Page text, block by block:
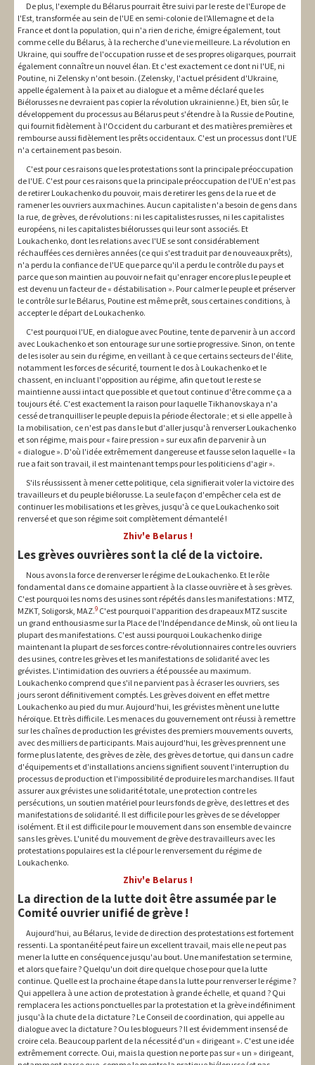
De plus, l'exemple du Bélarus pourrait être suivi par le reste de l'Europe de
l'Est, transformée au sein de l'UE en semi-colonie de l'Allemagne et de la
France et dont la population, qui n'a rien de riche, émigre également, tout
comme celle du Bélarus, à la recherche d'une vie meilleure. La révolution en
Ukraine, qui souffre de l'occupation russe et de ses propres oligarques, pourrait
également connaître un nouvel élan. Et c'est exactement ce dont ni l'UE, ni
Poutine, ni Zelensky n'ont besoin. (Zelensky, l'actuel président d'Ukraine,
appelle également à la paix et au dialogue et a même déclaré que les
Biélorusses ne devraient pas copier la révolution ukrainienne.) Et, bien sûr, le
développement du processus au Bélarus peut s'étendre à la Russie de Poutine,
qui fournit fidèlement à l'Occident du carburant et des matières premières et
rembourse aussi fidèlement les prêts occidentaux. C'est un processus dont l'UE
n'a certainement pas besoin.
C'est pour ces raisons que les protestations sont la principale préoccupation
de l'UE. C'est pour ces raisons que la principale préoccupation de l'UE n'est pas
de retirer Loukachenko du pouvoir, mais de retirer les gens de la rue et de
ramener les ouvriers aux machines. Aucun capitaliste n'a besoin de gens dans
la rue, de grèves, de révolutions : ni les capitalistes russes, ni les capitalistes
européens, ni les capitalistes biélorusses qui leur sont associés. Et
Loukachenko, dont les relations avec l'UE se sont considérablement
réchauffées ces dernières années (ce qui s'est traduit par de nouveaux prêts),
n'a perdu la confiance de l'UE que parce qu'il a perdu le contrôle du pays et
parce que son maintien au pouvoir ne fait qu'enrager encore plus le peuple et
est devenu un facteur de « déstabilisation ». Pour calmer le peuple et préserver
le contrôle sur le Bélarus, Poutine est même prêt, sous certaines conditions, à
accepter le départ de Loukachenko.
C'est pourquoi l'UE, en dialogue avec Poutine, tente de parvenir à un accord
avec Loukachenko et son entourage sur une sortie progressive. Sinon, on tente
de les isoler au sein du régime, en veillant à ce que certains secteurs de l'élite,
notamment les forces de sécurité, tournent le dos à Loukachenko et le
chassent, en incluant l'opposition au régime, afin que tout le reste se
maintienne aussi intact que possible et que tout continue d'être comme ça a
toujours été. C'est exactement la raison pour laquelle Tikhanovskaya n'a
cessé de tranquilliser le peuple depuis la période électorale ; et si elle appelle à
la mobilisation, ce n'est pas dans le but d'aller jusqu'à renverser Loukachenko
et son régime, mais pour « faire pression » sur eux afin de parvenir à un
« dialogue ». D'où l'idée extrêmement dangereuse et fausse selon laquelle « la
rue a fait son travail, il est maintenant temps pour les politiciens d'agir ».
S'ils réussissent à mener cette politique, cela signifierait voler la victoire des
travailleurs et du peuple biélorusse. La seule façon d'empêcher cela est de
continuer les mobilisations et les grèves, jusqu'à ce que Loukachenko soit
renversé et que son régime soit complètement démantelé !
Zhiv'e Belarus !
Les grèves ouvrières sont la clé de la victoire.
Nous avons la force de renverser le régime de Loukachenko. Et le rôle
fondamental dans ce domaine appartient à la classe ouvrière et à ses grèves.
C'est pourquoi les noms des usines sont répétés dans les manifestations : MTZ,
MZKT, Soligorsk, MAZ.9 C'est pourquoi l'apparition des drapeaux MTZ suscite
un grand enthousiasme sur la Place de l'Indépendance de Minsk, où ont lieu la
plupart des manifestations. C'est aussi pourquoi Loukachenko dirige
maintenant la plupart de ses forces contre-révolutionnaires contre les ouvriers
des usines, contre les grèves et les manifestations de solidarité avec les
grévistes. L'intimidation des ouvriers a été poussée au maximum.
Loukachenko comprend que s'il ne parvient pas à écraser les ouvriers, ses
jours seront définitivement comptés. Les grèves doivent en effet mettre
Loukachenko au pied du mur. Aujourd'hui, les grévistes mènent une lutte
héroïque. Et très difficile. Les menaces du gouvernement ont réussi à remettre
sur les chaînes de production les grévistes des premiers mouvements ouverts,
avec des milliers de participants. Mais aujourd'hui, les grèves prennent une
forme plus latente, des grèves de zèle, des grèves de tortue, qui dans un cadre
d'équipements et d'installations anciens signifient souvent l'interruption du
processus de production et l'impossibilité de produire les marchandises. Il faut
assurer aux grévistes une solidarité totale, une protection contre les
persécutions, un soutien matériel pour leurs fonds de grève, des lettres et des
manifestations de solidarité. Il est difficile pour les grèves de se développer
isolément. Et il est difficile pour le mouvement dans son ensemble de vaincre
sans les grèves. L'unité du mouvement de grève des travailleurs avec les
protestations populaires est la clé pour le renversement du régime de
Loukachenko.
Zhiv'e Belarus !
La direction de la lutte doit être assumée par le
Comité ouvrier unifié de grève !
Aujourd'hui, au Bélarus, le vide de direction des protestations est fortement
ressenti. La spontanéité peut faire un excellent travail, mais elle ne peut pas
mener la lutte en conséquence jusqu'au bout. Une manifestation se termine,
et alors que faire ? Quelqu'un doit dire quelque chose pour que la lutte
continue. Quelle est la prochaine étape dans la lutte pour renverser le régime ?
Qui appellera à une action de protestation à grande échelle, et quand ? Qui
remplacera les actions ponctuelles par la protestation et la grève indéfiniment
jusqu'à la chute de la dictature ? Le Conseil de coordination, qui appelle au
dialogue avec la dictature ? Ou les blogueurs ? Il est évidemment insensé de
croire cela. Beaucoup parlent de la nécessité d'un « dirigeant ». C'est une idée
extrêmement correcte. Oui, mais la question ne porte pas sur « un » dirigeant,